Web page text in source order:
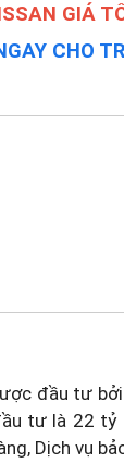
GIÁ
CHO
đầu tư bởi
tư là 22
Dịch vụ